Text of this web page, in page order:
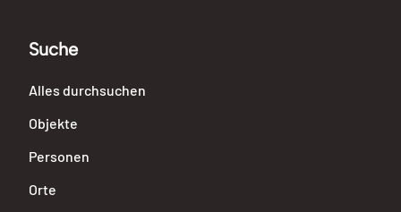
Suche
Alles durchsuchen
Objekte
Personen
Orte